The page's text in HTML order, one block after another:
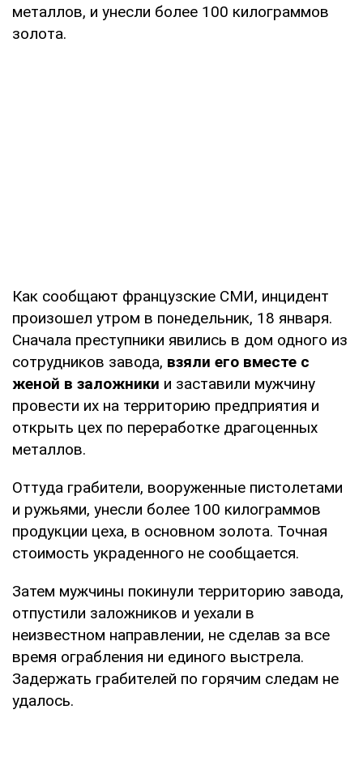
металлов, и унесли более 100 килограммов
золота.
Как сообщают французские СМИ, инцидент
произошел утром в понедельник, 18 января.
Сначала преступники явились в дом одного из
сотрудников завода, взяли его вместе с
женой в заложники и заставили мужчину
провести их на территорию предприятия и
открыть цех по переработке драгоценных
металлов.
Оттуда грабители, вооруженные пистолетами
и ружьями, унесли более 100 килограммов
продукции цеха, в основном золота. Точная
стоимость украденного не сообщается.
Затем мужчины покинули территорию завода,
отпустили заложников и уехали в
неизвестном направлении, не сделав за все
время ограбления ни единого выстрела.
Задержать грабителей по горячим следам не
удалось.